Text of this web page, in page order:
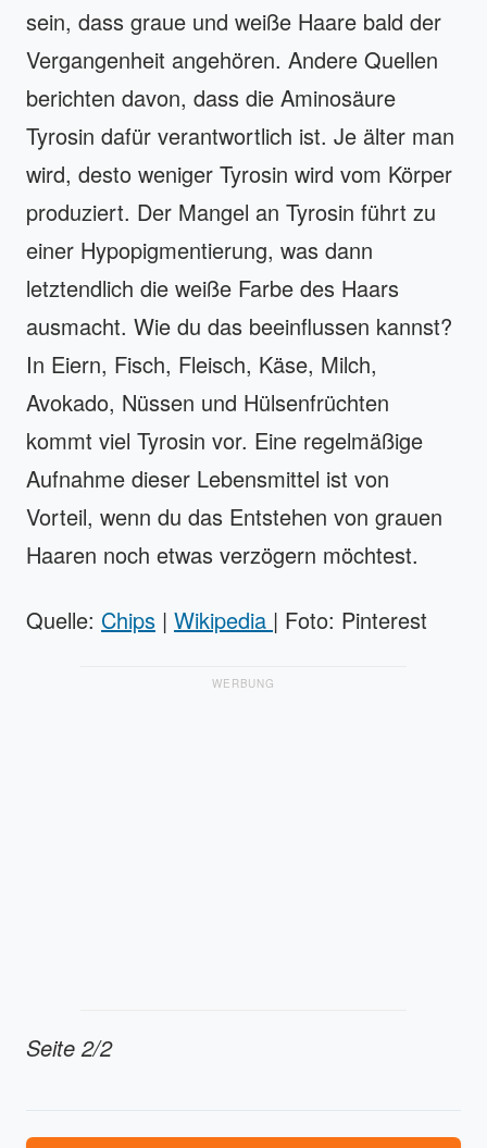
sein, dass graue und weiße Haare bald der
Vergangenheit angehören. Andere Quellen
berichten davon, dass die Aminosäure
Tyrosin dafür verantwortlich ist. Je älter man
wird, desto weniger Tyrosin wird vom Körper
produziert. Der Mangel an Tyrosin führt zu
einer Hypopigmentierung, was dann
letztendlich die weiße Farbe des Haars
ausmacht. Wie du das beeinflussen kannst?
In Eiern, Fisch, Fleisch, Käse, Milch,
Avokado, Nüssen und Hülsenfrüchten
kommt viel Tyrosin vor. Eine regelmäßige
Aufnahme dieser Lebensmittel ist von
Vorteil, wenn du das Entstehen von grauen
Haaren noch etwas verzögern möchtest.
Quelle: Chips | Wikipedia | Foto: Pinterest
WERBUNG
Seite 2/2